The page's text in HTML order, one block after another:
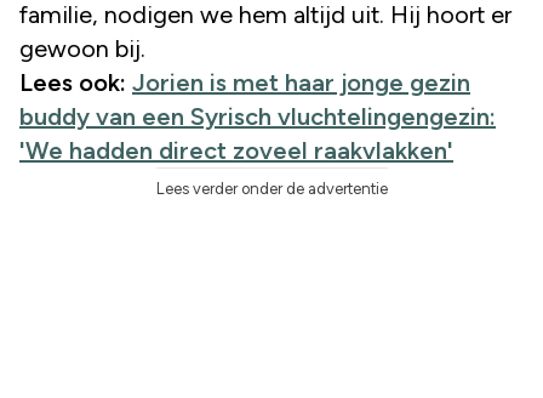
familie, nodigen we hem altijd uit. Hij hoort er
gewoon bij.
Lees ook: Jorien is met haar jonge gezin
buddy van een Syrisch vluchtelingengezin:
'We hadden direct zoveel raakvlakken'
Lees verder onder de advertentie